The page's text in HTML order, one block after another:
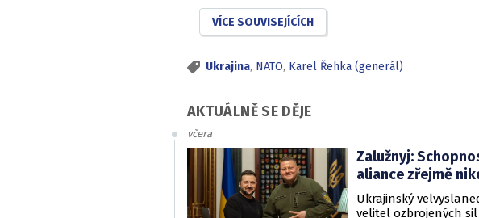
VÍCE SOUVISEJÍCÍCH
Ukrajina, NATO, Karel Řehka (generál)
AKTUÁLNĚ SE DĚJE
včera
Zalužnyj:
aliance zřejmě
Ukrajinský
velitel ozbrojených